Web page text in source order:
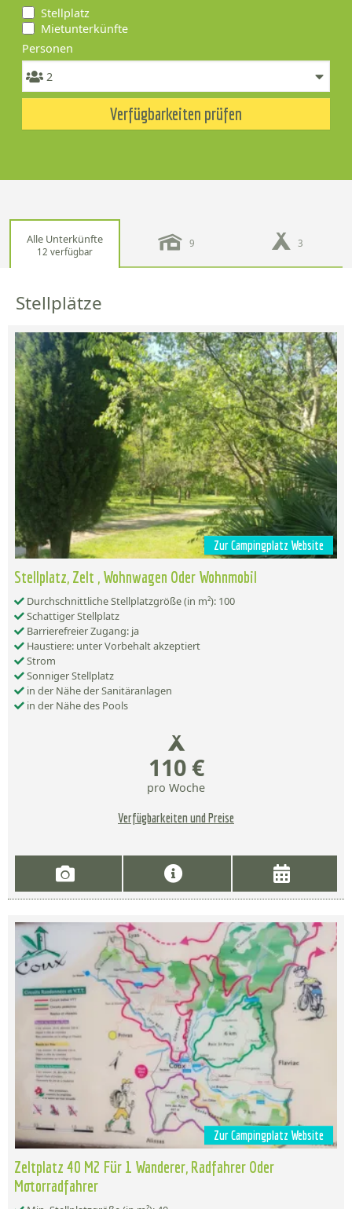
Stellplatz
Mietunterkünfte
Personen
Verfügbarkeiten prüfen
Alle Unterkünfte
12 verfügbar
9 3
Stellplätze
Zur Campingplatz Website
Stellplatz, Zelt , Wohnwagen Oder Wohnmobil
Durchschnittliche Stellplatzgröße (in m²): 100
Schattiger Stellplatz
Barrierefreier Zugang: ja
Haustiere: unter Vorbehalt akzeptiert
Strom
Sonniger Stellplatz
in der Nähe der Sanitäranlagen
in der Nähe des Pools
110 €
pro Woche
Verfügbarkeiten und Preise
Zur Campingplatz Website
Zeltplatz 40 M2 Für 1 Wanderer, Radfahrer Oder
Motorradfahrer